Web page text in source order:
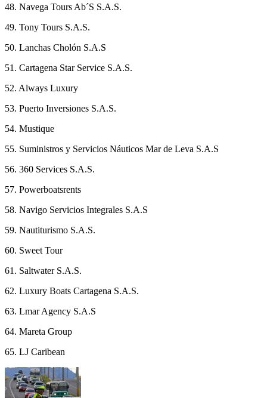
48. Navega Tours Ab´S S.A.S.
49. Tony Tours S.A.S.
50. Lanchas Cholón S.A.S
51. Cartagena Star Service S.A.S.
52. Always Luxury
53. Puerto Inversiones S.A.S.
54. Mustique
55. Suministros y Servicios Náuticos Mar de Leva S.A.S
56. 360 Services S.A.S.
57. Powerboatsrents
58. Navigo Servicios Integrales S.A.S
59. Nautiturismo S.A.S.
60. Sweet Tour
61. Saltwater S.A.S.
62. Luxury Boats Cartagena S.A.S.
63. Lmar Agency S.A.S
64. Mareta Group
65. LJ Caribean